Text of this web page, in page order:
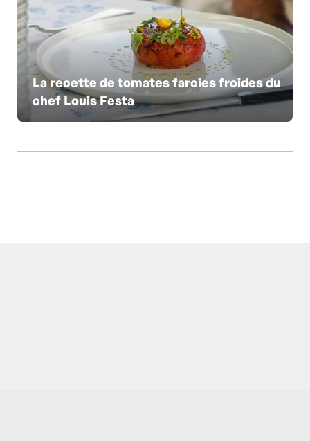
La recette de tomates farcies froides du
chef Louis Festa